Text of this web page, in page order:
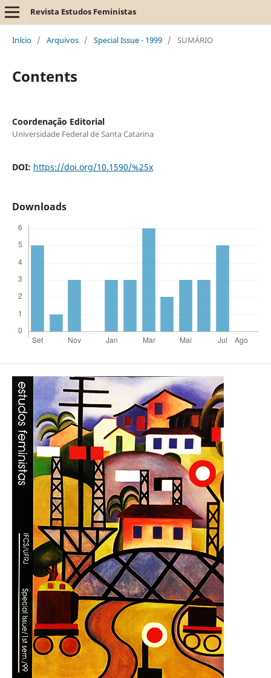
Revista Estudos Feministas
Início / Arquivos / Special Issue - 1999 / SUMÁRIO
Contents
Coordenação Editorial
Universidade Federal de Santa Catarina
DOI: https://doi.org/10.1590/%25x
Downloads